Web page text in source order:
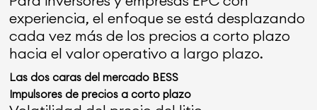
experiencia, el enfoque se está desplazando
cada vez más de los precios a corto plazo
hacia el valor operativo a largo plazo.
Las dos caras del mercado BESS
Impulsores de precios a corto plazo